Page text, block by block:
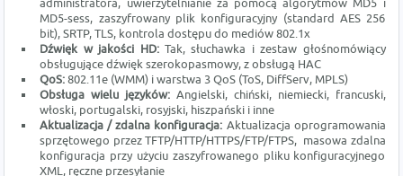
administratora, uwierzytelnianie za pomocą algorytmów MD5 i
MD5-sess, zaszyfrowany plik konfiguracyjny (standard AES 256
bit), SRTP, TLS, kontrola dostępu do mediów 802.1x
Dźwięk w jakości HD:Tak, słuchawka i zestaw głośnomówiący
obsługujące dźwięk szerokopasmowy, z obsługą HAC
QoS:802.11e (WMM) i warstwa 3 QoS (ToS, DiffServ, MPLS)
Obsługa wielu języków: Angielski, chiński, niemiecki, francuski,
włoski, portugalski, rosyjski, hiszpański i inne
Aktualizacja / zdalna konfiguracja: Aktualizacja oprogramowania
sprzętowego przez TFTP/HTTP/HTTPS/FTP/FTPS, masowa zdalna
konfiguracja przy użyciu zaszyfrowanego pliku konfiguracyjnego
XML, ręczne przesyłanie